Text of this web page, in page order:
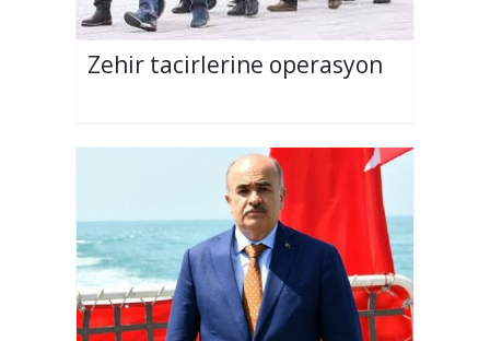
Zehir tacirlerine operasyon